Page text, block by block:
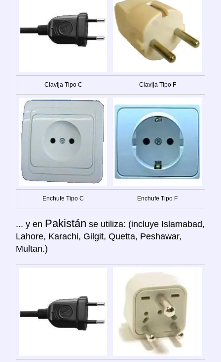
Clavija Tipo C Clavija Tipo F
Enchufe Tipo C Enchufe Tipo F
... y en Pakistán se utiliza: (incluye Islamabad,
Lahore, Karachi, Gilgit, Quetta, Peshawar,
Multan.)